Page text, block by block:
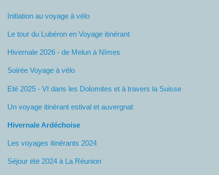
Initiation au voyage à vélo
Le tour du Lubéron en Voyage itinérant
Hivernale 2026 - de Melun à Nîmes
Soirée Voyage à vélo
Eté 2025 - VI dans les Dolomites et à travers la Suisse
Un voyage itinérant estival et auvergnat
Hivernale Ardéchoise
Les voyages itinérants 2024
Séjour été 2024 à La Réunion